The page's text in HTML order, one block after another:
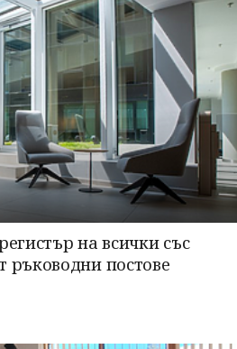
от
си!
на всички със
ръководни постове